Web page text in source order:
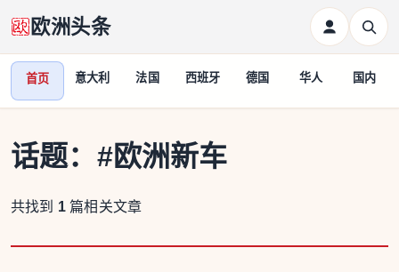
欧洲头条
首页 意大利 法国 西班牙 德国 华人 国内
话题： #欧洲新车
共找到 1 篇相关文章